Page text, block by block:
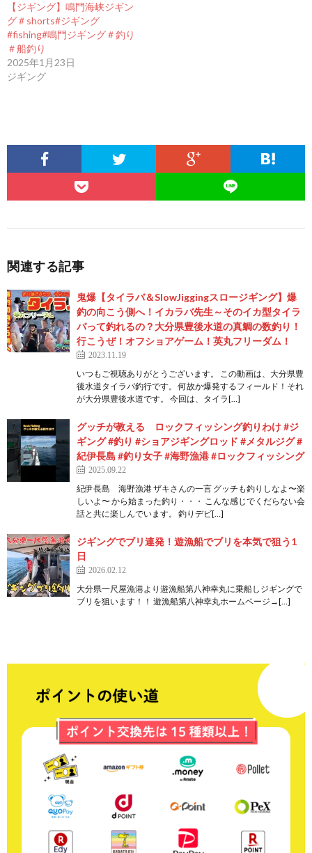
【ジギング】鳴門海峡ジギン
グ＃shorts#ジギング
#fishing#鳴門ジギング＃釣り
＃船釣り
2025年1月23日
ジギング
関連する記事
鬼爆【タイラバ＆SlowJiggingスロージギング】爆
釣の向こう側へ！イカラバ先生～そのイカ型タイラ
バって釣れるの？大分県豊後水道の真鯛の数釣り！
行こうぜ！オフショアゲーム！英丸フリーダム！
2023.11.19
いつもご視聴ありがとうございます。 この動画は、大分県豊
後水道タイラバ釣行です。 何故か爆発するフィールド！それ
が大分県豊後水道です。 今回は、タイラ[…]
グッチが教える ロックフィッシング釣りわけ #ジ
ギング #釣り #ショアジギングロッド #メタルジグ #
紀伊長島 #釣り女子 #海野漁港 #ロックフィッシング
2025.09.22
紀伊長島 海野漁港 ザキさんの一言 グッチも釣りしなよ〜楽
しいよ〜 から始まった釣り・・・ こんな感じでくだらない会
話と共に楽しんでいます。 釣りデビ[…]
ジギングでブリ連発！遊漁船でブリを本気で狙う1
日
2026.02.12
大分県一尺屋漁港より遊漁船第八神幸丸に乗船しジギングで
ブリを狙います！！ 遊漁船第八神幸丸ホームページ→[…]